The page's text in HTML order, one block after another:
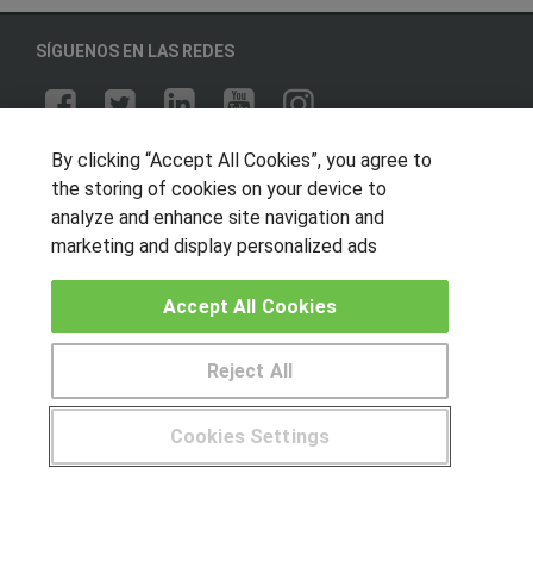
SÍGUENOS EN LAS REDES
OTROS GRUPOS DE INTERES
Muro de los idiomas
Hablemos de empleo
Locos por las becas
CENTROS DE FORMACIÓN
¿Tienes alguna duda? 900 264 357
By clicking “Accept All Cookies”, you agree to
the storing of cookies on your device to
analyze and enhance site navigation and
marketing and display personalized ads
Cookies Settings
Reject All
Accept All Cookies